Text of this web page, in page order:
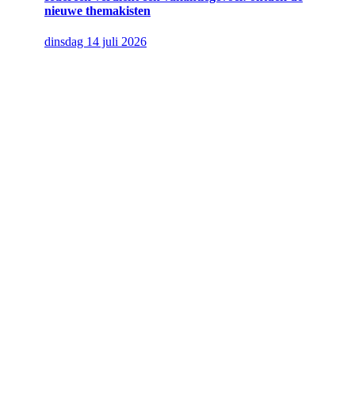
nieuwe themakisten
dinsdag 14 juli 2026